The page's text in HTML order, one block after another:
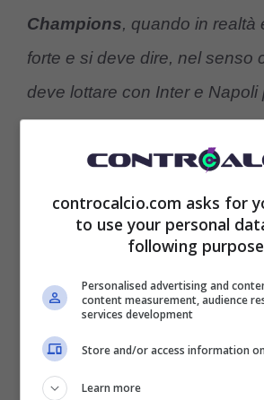
Champions, quando in realtà
forte e si deve dire, nel senso
deve lottare con Inter e Napoli
scudetto“.
controcalcio.com asks for
to use your personal
following
Personalised advertising and
content measurement, audience
services development
Store and/or access information
Learn more